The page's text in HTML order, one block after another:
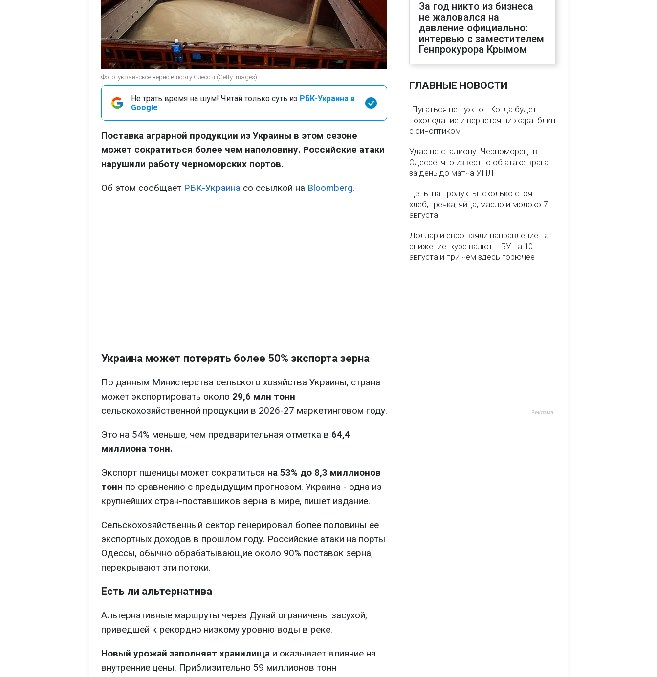
Фото: украинское зерно в порту Одессы (Getty Images)
Не трать время на шум! Читай только суть из РБК-Украина в
Google
Поставка аграрной продукции из Украины в этом сезоне
может сократиться более чем наполовину. Российские атаки
нарушили работу черноморских портов.
Об этом сообщает РБК-Украина со ссылкой на Bloomberg.
Украина может потерять более 50% экспорта зерна
По данным Министерства сельского хозяйства Украины, страна
может экспортировать около 29,6 млн тонн
сельскохозяйственной продукции в 2026-27 маркетинговом году.
Это на 54% меньше, чем предварительная отметка в 64,4
миллиона тонн.
Экспорт пшеницы может сократиться на 53% до 8,3 миллионов
тонн по сравнению с предыдущим прогнозом. Украина - одна из
крупнейших стран-поставщиков зерна в мире, пишет издание.
Сельскохозяйственный сектор генерировал более половины ее
экспортных доходов в прошлом году. Российские атаки на порты
Одессы, обычно обрабатывающие около 90% поставок зерна,
перекрывают эти потоки.
Есть ли альтернатива
Альтернативные маршруты через Дунай ограничены засухой,
приведшей к рекордно низкому уровню воды в реке.
Новый урожай заполняет хранилища и оказывает влияние на
внутренние цены. Приблизительно 59 миллионов тонн
За год никто из бизнеса
не жаловался на
давление официально:
интервью с заместителем
Генпрокурора Крымом
ГЛАВНЫЕ НОВОСТИ
"Пугаться не нужно". Когда будет
похолодание и вернется ли жара: блиц
с синоптиком
Удар по стадиону "Черноморец" в
Одессе: что известно об атаке врага
за день до матча УПЛ
Цены на продукты: сколько стоят
хлеб, гречка, яйца, масло и молоко 7
августа
Доллар и евро взяли направление на
снижение: курс валют НБУ на 10
августа и при чем здесь горючее